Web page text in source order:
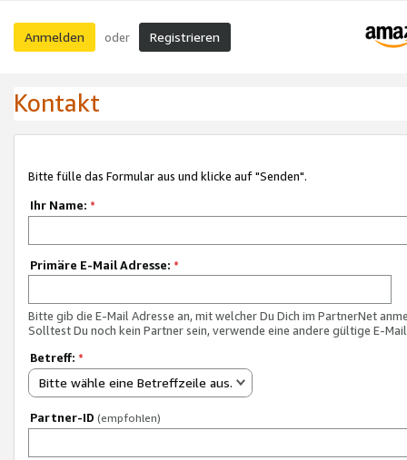
Anmelden oder Registrieren
Kontakt
Bitte fülle das Formular aus und klicke auf "Senden".
Ihr Name: *
Primäre E-Mail Adresse: *
Bitte gib die E-Mail Adresse an, mit welcher Du Dich im PartnerNet
Solltest Du noch kein Partner sein, verwende eine andere gültige E-
Betreff: *
Bitte wähle eine Betreffzeile aus.
Partner-ID (empfohlen)